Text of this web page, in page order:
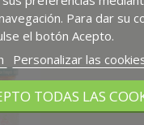
Para dar su
el botón Acepto.
Personalizar las
TODAS LAS